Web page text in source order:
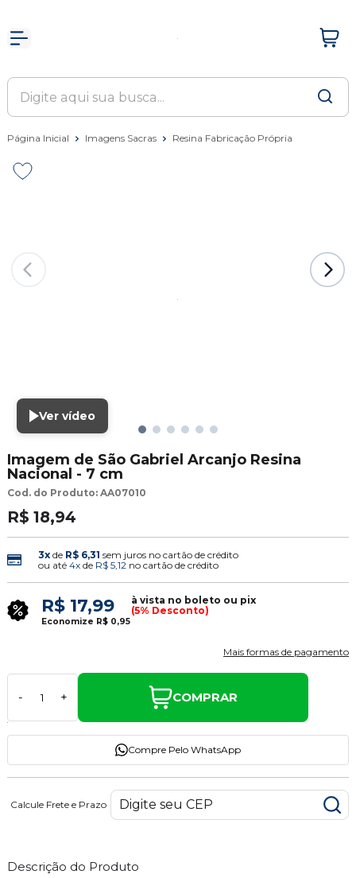
Página Inicial Imagens Sacras Resina Fabricação Própria
Ver vídeo
Imagem de São Gabriel Arcanjo Resina
Nacional - 7 cm
Cod. do Produto: AA07010
R$ 18,94
3xde R$ 6,31 sem juros no cartão de crédito
ou até 4xde R$ 5,12 no cartão de crédito
R$ 17,99
à vista no boleto ou pix
(5% Desconto)
Economize R$ 0,95
Mais formas de pagamento
- + COMPRAR
Compre Pelo WhatsApp
Calcule Frete e Prazo
Descrição do Produto